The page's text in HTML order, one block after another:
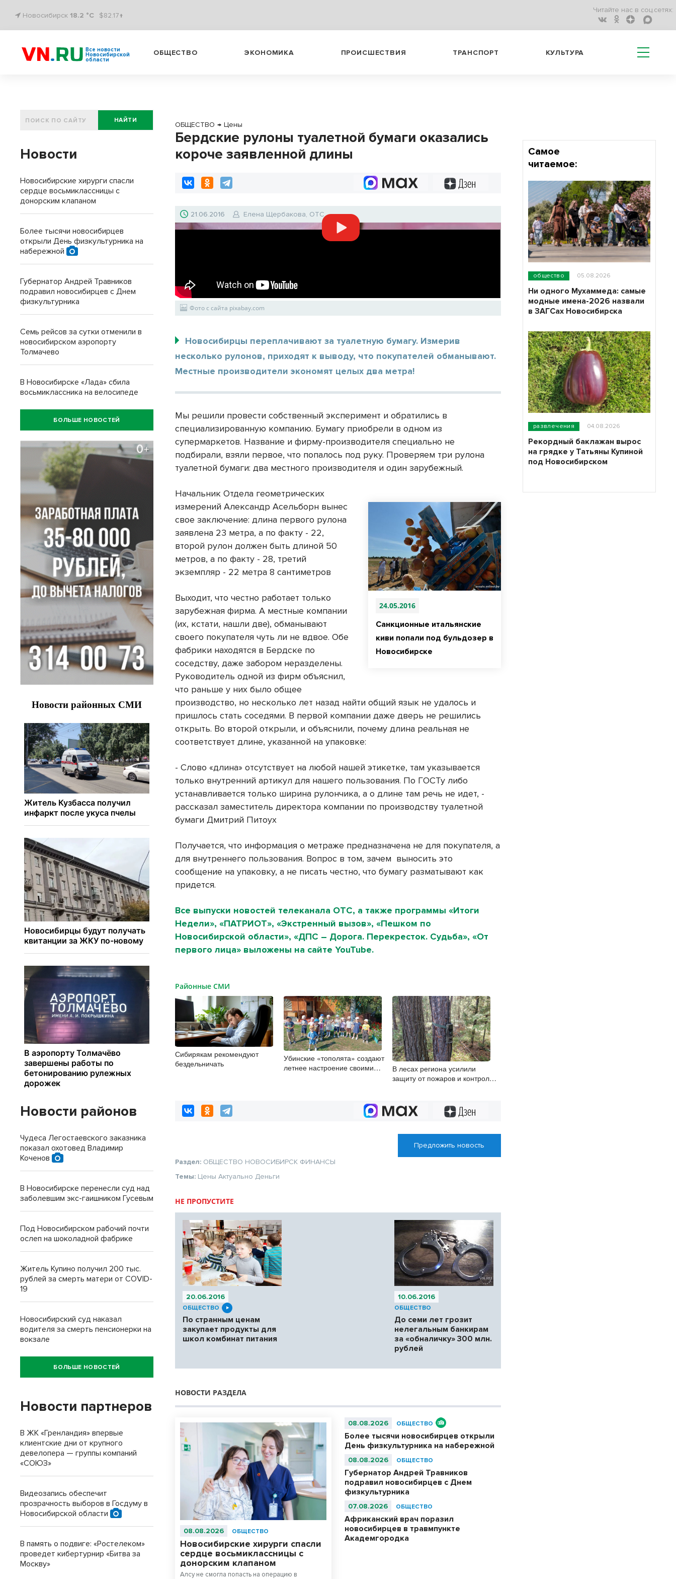
Новосибирск 18.2 °C $82.17↑
Читайте нас в соц.сетях:
Все новости
Новосибирской
области
ОБЩЕСТВО ЭКОНОМИКА ПРОИСШЕСТВИЯ ТРАНСПОРТ КУЛЬТУРА
ОБЩЕСТВО → Цены
Бердские рулоны туалетной бумаги оказались
короче заявленной длины
21.06.2016 Елена Щербакова, ОТС
Фото с сайта pixabay.com
Новосибирцы переплачивают за туалетную бумагу. Измерив
несколько рулонов, приходят к выводу, что покупателей обманывают.
Местные производители экономят целых два метра!
Мы решили провести собственный эксперимент и обратились в
специализированную компанию. Бумагу приобрели в одном из
супермаркетов. Название и фирму-производителя специально не
подбирали, взяли первое, что попалось под руку. Проверяем три рулона
туалетной бумаги: два местного производителя и один зарубежный.
24.05.2016
Санкционные итальянские
киви попали под бульдозер в
Новосибирске
Начальник Отдела геометрических
измерений Александр Асельборн вынес
свое заключение: длина первого рулона
заявлена 23 метра, а по факту - 22,
второй рулон должен быть длиной 50
метров, а по факту - 28, третий
экземпляр - 22 метра 8 сантиметров
Выходит, что честно работает только
зарубежная фирма. А местные компании
(их, кстати, нашли две), обманывают
своего покупателя чуть ли не вдвое. Обе
фабрики находятся в Бердске по
соседству, даже забором неразделены.
Руководитель одной из фирм объяснил,
что раньше у них было общее
производство, но несколько лет назад найти общий язык не удалось и
пришлось стать соседями. В первой компании даже дверь не решились
открыть. Во второй открыли, и объяснили, почему длина реальная не
соответствует длине, указанной на упаковке:
- Слово «длина» отсутствует на любой нашей этикетке, там указывается
только внутренний артикул для нашего пользования. По ГОСТу либо
устанавливается только ширина рулончика, а о длине там речь не идет, -
рассказал заместитель директора компании по производству туалетной
бумаги Дмитрий Питоух
Получается, что информация о метраже предназначена не для покупателя, а
для внутреннего пользования. Вопрос в том, зачем выносить это
сообщение на упаковку, а не писать честно, что бумагу разматывают как
придется.
Все выпуски новостей телеканала ОТС, а также программы «Итоги
Недели», «ПАТРИОТ», «Экстренный вызов», «Пешком по
Новосибирской области», «ДПС – Дорога. Перекресток. Судьба», «От
первого лица» выложены на сайте YouTube.
Районные СМИ
Сибирякам рекомендуют
бездельничать
Убинские «тополята» создают
летнее настроение своими
В лесах региона усилили
защиту от пожаров и контроль
Предложить новость
Раздел: ОБЩЕСТВО НОВОСИБИРСК ФИНАНСЫ
Темы: Цены Актуально Деньги
НЕ ПРОПУСТИТЕ
20.06.2016
ОБЩЕСТВО
По странным ценам
закупает продукты для
школ комбинат питания
10.06.2016
ОБЩЕСТВО
До семи лет грозит
нелегальным банкирам
за «обналичку» 300 млн.
рублей
НОВОСТИ РАЗДЕЛА
08.08.2026 ОБЩЕСТВО
Новосибирские хирурги спасли
сердце восьмиклассницы с
донорским клапаном
Алсу не смогла попасть на операцию в
08.08.2026 ОБЩЕСТВО
Более тысячи новосибирцев открыли
День физкультурника на набережной
08.08.2026 ОБЩЕСТВО
Губернатор Андрей Травников
подравил новосибирцев с Днем
физкультурника
07.08.2026 ОБЩЕСТВО
Африканский врач поразил
новосибирцев в травмпункте
Академгородка
НАЙТИ
Новости
Новосибирские хирурги спасли
сердце восьмиклассницы с
донорским клапаном
Более тысячи новосибирцев
открыли День физкультурника на
набережной
Губернатор Андрей Травников
подравил новосибирцев с Днем
физкультурника
Семь рейсов за сутки отменили в
новосибирском аэропорту
Толмачево
В Новосибирске «Лада» сбила
восьмиклассника на велосипеде
БОЛЬШЕ НОВОСТЕЙ
Новости районов
Чудеса Легостаевского заказника
показал охотовед Владимир
Коченов
В Новосибирске перенесли суд над
заболевшим экс-гаишником Гусевым
Под Новосибирском рабочий почти
ослеп на шоколадной фабрике
Житель Купино получил 200 тыс.
рублей за смерть матери от COVID-
19
Новосибирский суд наказал
водителя за смерть пенсионерки на
вокзале
БОЛЬШЕ НОВОСТЕЙ
Новости партнеров
В ЖК «Гренландия» впервые
клиентские дни от крупного
девелопера — группы компаний
«СОЮЗ»
Видеозапись обеспечит
прозрачность выборов в Госдуму в
Новосибирской области
В память о подвиге: «Ростелеком»
проведет кибертурнир «Битва за
Москву»
Самое
читаемое:
общество 05.08.2026
Ни одного Мухаммеда: самые
модные имена-2026 назвали
в ЗАГСах Новосибирска
развлечения 04.08.2026
Рекордный баклажан вырос
на грядке у Татьяны Купиной
под Новосибирском